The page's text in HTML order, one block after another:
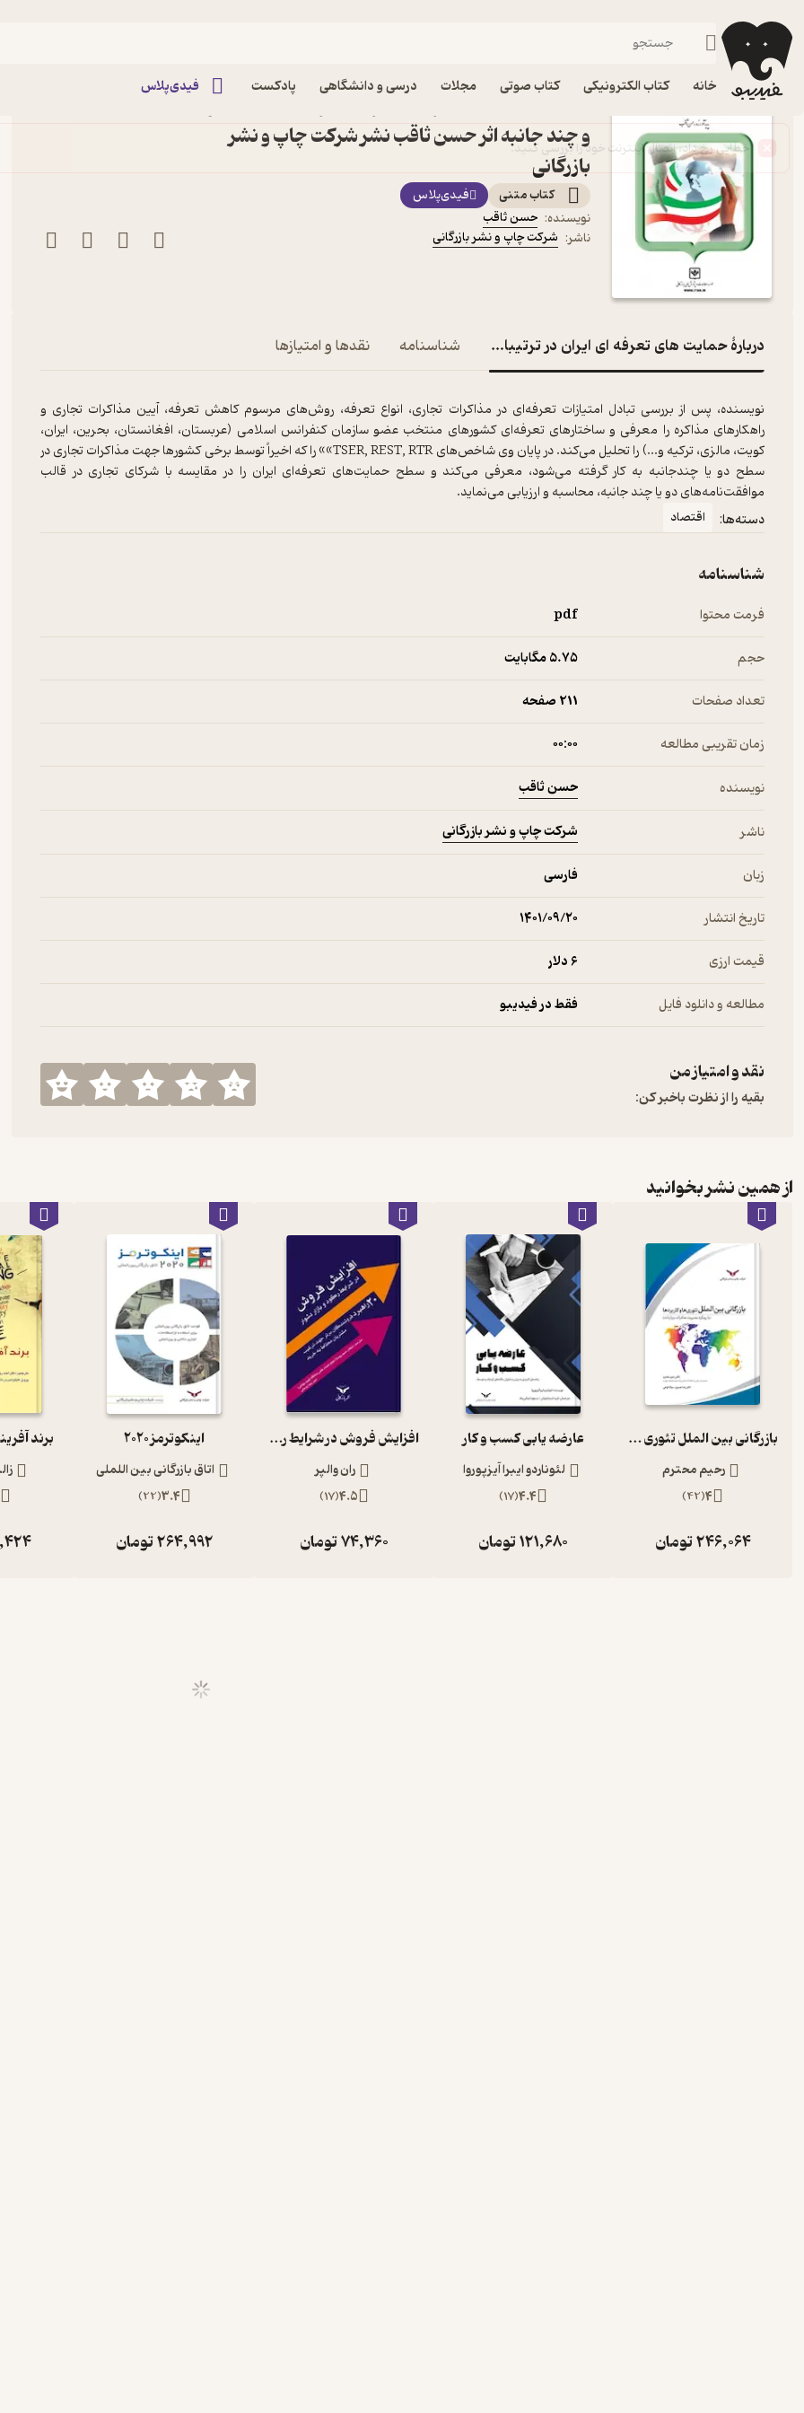
خانه کتاب الکترونیکی کتاب صوتی مجلات درسی و دانشگاهی پادکست فیدی‌پلاس
فیدیبو کتاب الکترونیکی
و چند جانبه اثر حسن ثاقب نشر شرکت چاپ و نشر
بازرگانی
کتاب متنی
فیدی‌پلاس
نویسنده: حسن ثاقب
ناشر: شرکت چاپ و نشر بازرگانی
دربارۀ حمایت های تعرفه ای ایران در ترتیبات تجاری دو و چند جانبه
شناسنامه نقدها و امتیازها
نویسنده، پس از بررسی تبادل امتیازات تعرفه‌ای در مذاکرات تجاری، انواع تعرفه، روش‌های مرسوم کاهش تعرفه، آیین مذاکرات تجاری و
راهکارهای مذاکره را معرفی و ساختارهای تعرفه‌ای کشورهای منتخب عضو سازمان کنفرانس اسلامی (عربستان، افغانستان، بحرین، ایران،
کویت، مالزی، ترکیه و...) را تحلیل می‌کند. در پایان وی شاخص‌های TSER, REST, RTR»» را که اخیراً توسط برخی کشورها جهت مذاکرات تجاری در
سطح دو یا چندجانبه به کار گرفته می‌شود، معرفی می‌کند و سطح حمایت‌های تعرفه‌ای ایران را در مقایسه با شرکای تجاری در قالب
موافقت‌نامه‌های دو یا چند جانبه، محاسبه و ارزیابی می‌نماید.
دسته‌ها: اقتصاد
شناسنامه
فرمت محتوا pdf
حجم 5.۷۵ مگابایت
تعداد صفحات 211 صفحه
زمان تقریبی مطالعه ۰۰:۰۰
نویسنده حسن ثاقب
ناشر شرکت چاپ و نشر بازرگانی
زبان فارسی
تاریخ انتشار ۱۴۰۱/۰۹/۲۰
قیمت ارزی 6 دلار
مطالعه و دانلود فایل فقط در فیدیبو
نقد و امتیاز من
بقیه را از نظرت باخبر کن:
از همین نشر بخوانید
بازرگانی بین الملل تئوری ها و کاربردها
رحیم محترم
4
(
42
)
246,064تومان
عارضه یابی کسب و کار
لئوناردو ایبرا آیزپوروا
4.4
(
17
)
121,680تومان
افزایش فروش در شرایط رکود و بازار دشوار
ران والپر
4.5
(
17
)
74,360تومان
اینکوترمز 2020
اتاق بازرگانی بین اللملی
3.4
(
22
)
264,992تومان
برند